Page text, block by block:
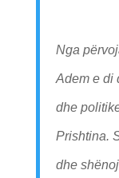
Nga
Adem e di
dhe
Prishtina.
dhe